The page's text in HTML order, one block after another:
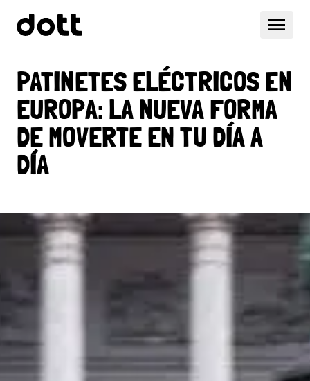
PATINETES ELÉCTRICOS EN
EUROPA: LA NUEVA FORMA
DE MOVERTE EN TU DÍA A
DÍA